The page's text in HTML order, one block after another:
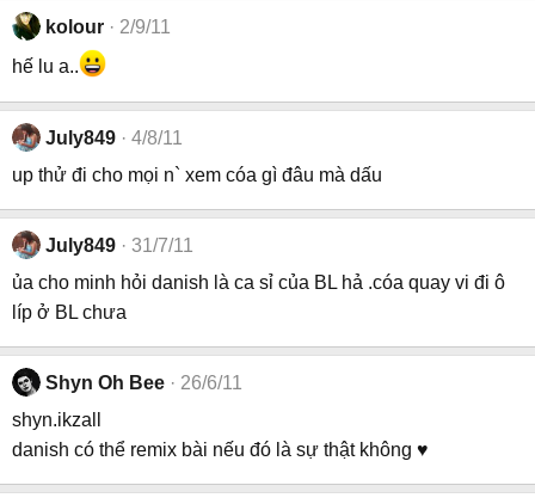
kolour
2/9/11
hế lu a..
July849
4/8/11
up thử đi cho mọi n` xem cóa gì đâu mà dấu
July849
31/7/11
ủa cho minh hỏi danish là ca sỉ của BL hả .cóa quay vi đi ô
líp ở BL chưa
Shyn Oh Bee
26/6/11
shyn.ikzall
danish có thể remix bài nếu đó là sự thật không ♥